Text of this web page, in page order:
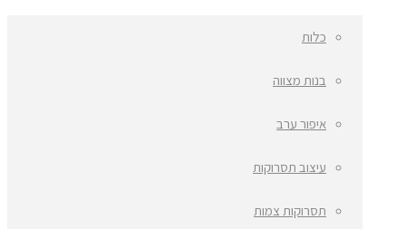
כלות
בנות מצווה
איפור ערב
עיצוב תסרוקות
תסרוקות צמות